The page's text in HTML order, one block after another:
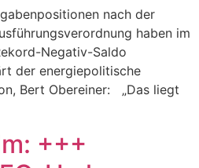
nach der
haben im
Negativ-Saldo
der energiepolitische
Bert Obereiner: „Das liegt
+++